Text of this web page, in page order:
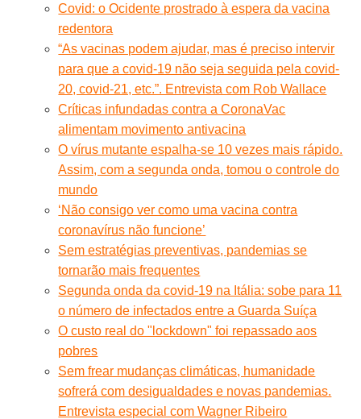
Covid: o Ocidente prostrado à espera da vacina
redentora
“As vacinas podem ajudar, mas é preciso intervir
para que a covid-19 não seja seguida pela covid-
20, covid-21, etc.”. Entrevista com Rob Wallace
Críticas infundadas contra a CoronaVac
alimentam movimento antivacina
O vírus mutante espalha-se 10 vezes mais rápido.
Assim, com a segunda onda, tomou o controle do
mundo
‘Não consigo ver como uma vacina contra
coronavírus não funcione’
Sem estratégias preventivas, pandemias se
tornarão mais frequentes
Segunda onda da covid-19 na Itália: sobe para 11
o número de infectados entre a Guarda Suíça
O custo real do "lockdown" foi repassado aos
pobres
Sem frear mudanças climáticas, humanidade
sofrerá com desigualdades e novas pandemias.
Entrevista especial com Wagner Ribeiro